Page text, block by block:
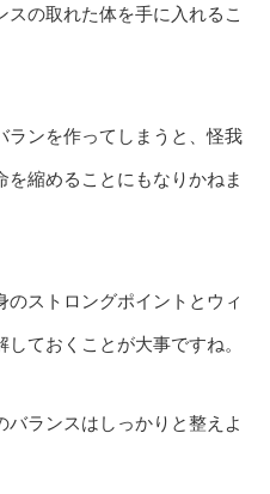
の取れた体を手に入れるこ
ランを作ってしまうと、怪我
縮めることにもなりかねま
ストロングポイントとウィ
ておくことが大事ですね。
ランスはしっかりと整えよ